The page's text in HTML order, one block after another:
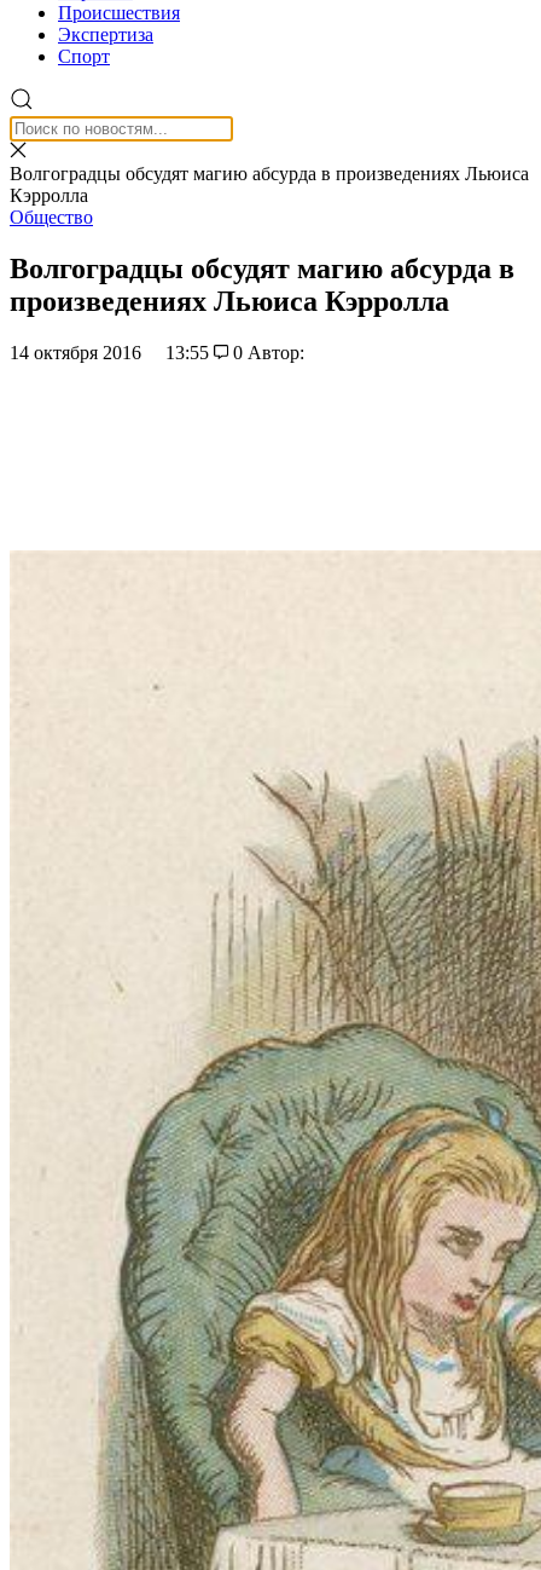
Происшествия
Экспертиза
Спорт
Волгоградцы обсудят магию абсурда в произведениях Льюиса
Кэрролла
Общество
Волгоградцы обсудят магию абсурда в
произведениях Льюиса Кэрролла
14 октября 2016 13:55 0 Автор: